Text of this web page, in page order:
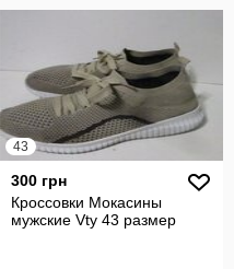
43
300 грн
Кроссовки Мокасины
мужские Vty 43 размер